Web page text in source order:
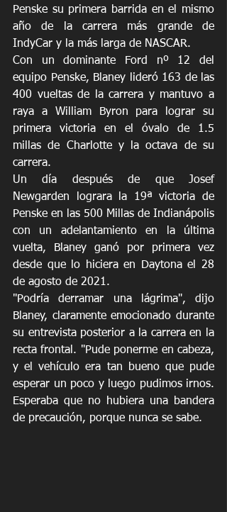
Penske su primera barrida en el mismo
año de la carrera más grande de
IndyCar y la más larga de NASCAR.
Con un dominante Ford nº 12 del
equipo Penske, Blaney lideró 163 de las
400 vueltas de la carrera y mantuvo a
raya a William Byron para lograr su
primera victoria en el óvalo de 1.5
millas de Charlotte y la octava de su
carrera.
Un día después de que Josef
Newgarden lograra la 19ª victoria de
Penske en las 500 Millas de Indianápolis
con un adelantamiento en la última
vuelta, Blaney ganó por primera vez
desde que lo hiciera en Daytona el 28
de agosto de 2021.
"Podría derramar una lágrima", dijo
Blaney, claramente emocionado durante
su entrevista posterior a la carrera en la
recta frontal. "Pude ponerme en cabeza,
y el vehículo era tan bueno que pude
esperar un poco y luego pudimos irnos.
Esperaba que no hubiera una bandera
de precaución, porque nunca se sabe.